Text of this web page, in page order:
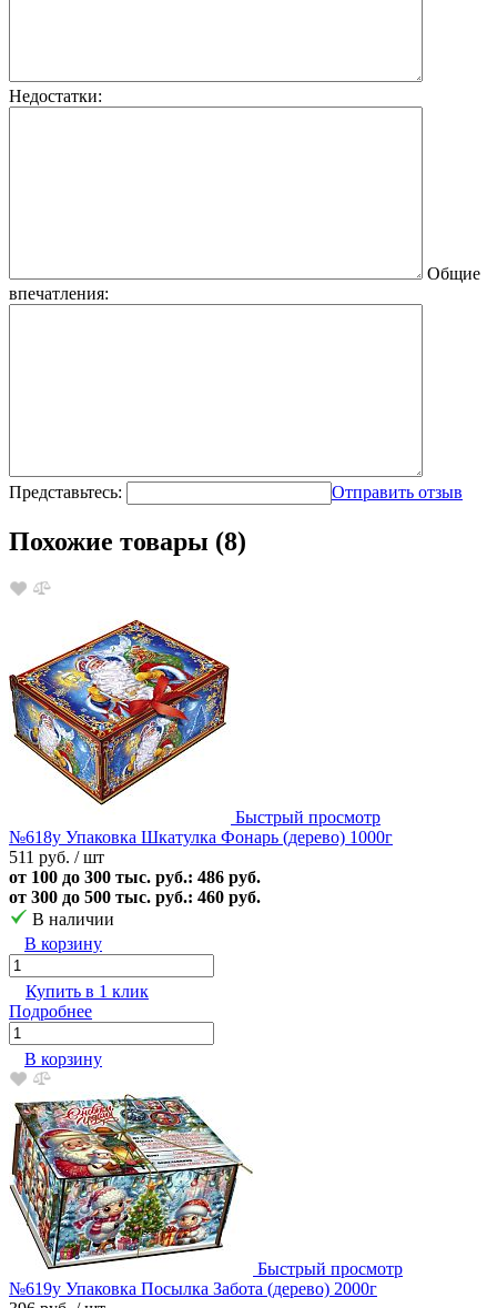
Недостатки:
Общие
впечатления:
Представьтесь: Отправить отзыв
Похожие товары (8)
Быстрый просмотр
№618у Упаковка Шкатулка Фонарь (дерево) 1000г
511 руб. / шт
от 100 до 300 тыс. руб.: 486 руб.
от 300 до 500 тыс. руб.: 460 руб.
В наличии
В корзину
Купить в 1 клик
Подробнее
В корзину
Быстрый просмотр
№619у Упаковка Посылка Забота (дерево) 2000г